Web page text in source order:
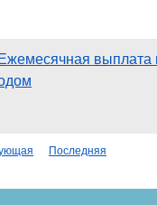
Ежемесячная выплата
Последняя